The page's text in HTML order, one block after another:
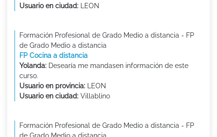
Usuario en ciudad: LEON
Formación Profesional de Grado Medio a distancia - FP
de Grado Medio a distancia
FP Cocina a distancia
Yolanda: Desearía me mandasen información de este
curso.
Usuario en provincia: LEON
Usuario en ciudad: Villablino
Formación Profesional de Grado Medio a distancia - FP
de Grado Medio a distancia